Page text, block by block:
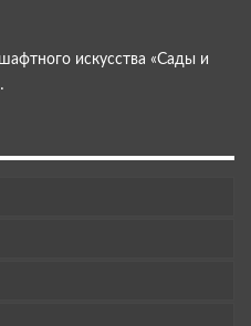
искусства «Сады и